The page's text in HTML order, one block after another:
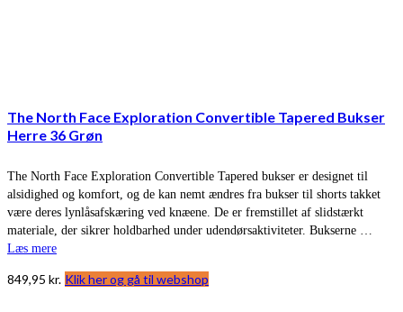
The North Face Exploration Convertible Tapered Bukser
Herre 36 Grøn
The North Face Exploration Convertible Tapered bukser er designet til
alsidighed og komfort, og de kan nemt ændres fra bukser til shorts takket
være deres lynlåsafskæring ved knæene. De er fremstillet af slidstærkt
materiale, der sikrer holdbarhed under udendørsaktiviteter. Bukserne …
Læs mere
849,95 kr. Klik her og gå til webshop